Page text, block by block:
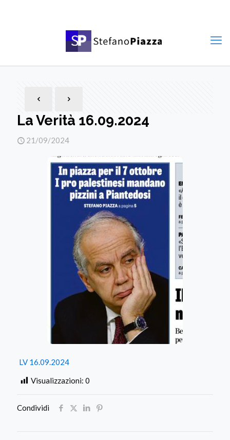
La Verità 16.09.2024
21/09/2024
LV 16.09.2024
Visualizzazioni: 0
Condividi